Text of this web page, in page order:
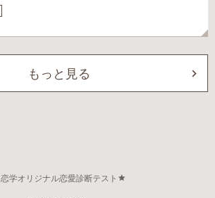
もっと見る
恋学オリジナル恋愛診断テスト